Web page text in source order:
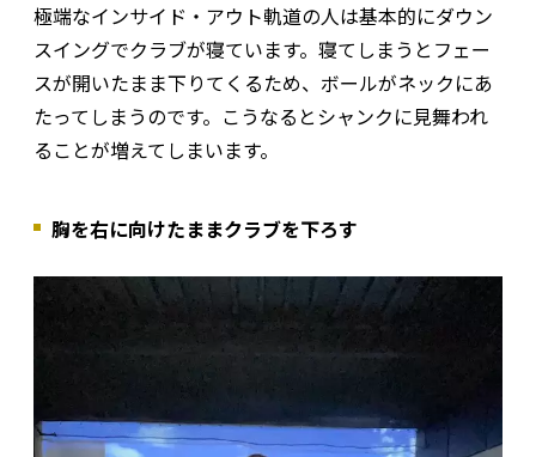
極端なインサイド・アウト軌道の人は基本的にダウン
スイングでクラブが寝ています。寝てしまうとフェー
スが開いたまま下りてくるため、ボールがネックにあ
たってしまうのです。こうなるとシャンクに見舞われ
ることが増えてしまいます。
胸を右に向けたままクラブを下ろす